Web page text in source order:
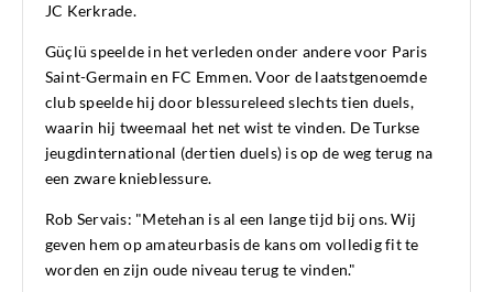
JC Kerkrade.
Güçlü speelde in het verleden onder andere voor Paris
Saint-Germain en FC Emmen. Voor de laatstgenoemde
club speelde hij door blessureleed slechts tien duels,
waarin hij tweemaal het net wist te vinden. De Turkse
jeugdinternational (dertien duels) is op de weg terug na
een zware knieblessure.
Rob Servais: "Metehan is al een lange tijd bij ons. Wij
geven hem op amateurbasis de kans om volledig fit te
worden en zijn oude niveau terug te vinden."